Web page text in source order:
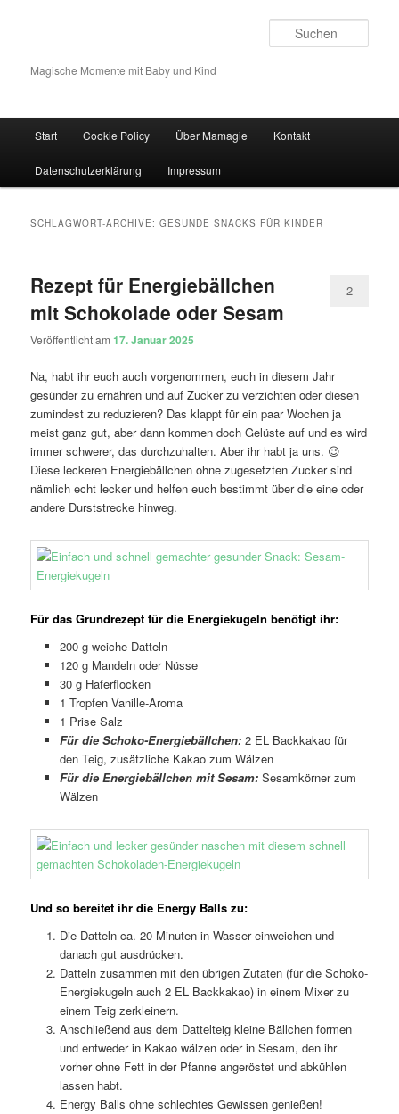
Magische Momente mit Baby und Kind
Zum Inhalt wechseln
Zum sekundären Inhalt wechseln
Start Cookie Policy Über Mamagie Kontakt
Datenschutzerklärung Impressum
SCHLAGWORT-ARCHIVE:GESUNDE SNACKS FÜR KINDER
Rezept für Energiebällchen
mit Schokolade oder Sesam
Veröffentlicht am17. Januar 2025
2
Na, habt ihr euch auch vorgenommen, euch in diesem Jahr
gesünder zu ernähren und auf Zucker zu verzichten oder diesen
zumindest zu reduzieren? Das klappt für ein paar Wochen ja
meist ganz gut, aber dann kommen doch Gelüste auf und es wird
immer schwerer, das durchzuhalten. Aber ihr habt ja uns. 😉
Diese leckeren Energiebällchen ohne zugesetzten Zucker sind
nämlich echt lecker und helfen euch bestimmt über die eine oder
andere Durststrecke hinweg.
Für das Grundrezept für die Energiekugeln benötigt ihr:
200 g weiche Datteln
120 g Mandeln oder Nüsse
30 g Haferflocken
1 Tropfen Vanille-Aroma
1 Prise Salz
Für die Schoko-Energiebällchen:2 EL Backkakao für
den Teig, zusätzliche Kakao zum Wälzen
Für die Energiebällchen mit Sesam:Sesamkörner zum
Wälzen
Und so bereitet ihr die Energy Balls zu:
Die Datteln ca. 20 Minuten in Wasser einweichen und
danach gut ausdrücken.
Datteln zusammen mit den übrigen Zutaten (für die Schoko-
Energiekugeln auch 2 EL Backkakao) in einem Mixer zu
einem Teig zerkleinern.
Anschließend aus dem Dattelteig kleine Bällchen formen
und entweder in Kakao wälzen oder in Sesam, den ihr
vorher ohne Fett in der Pfanne angeröstet und abkühlen
lassen habt.
Energy Balls ohne schlechtes Gewissen genießen!